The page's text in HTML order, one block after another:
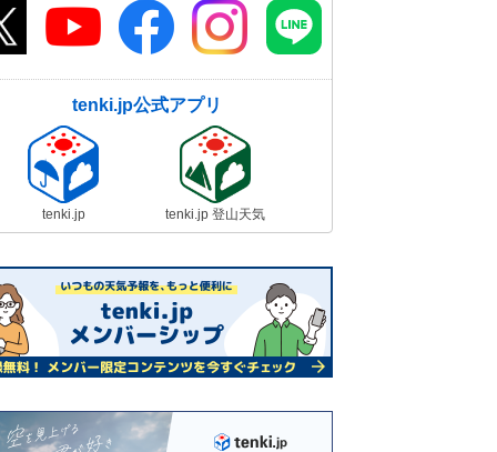
tenki.jp公式アプリ
tenki.jp tenki.jp 登山天気